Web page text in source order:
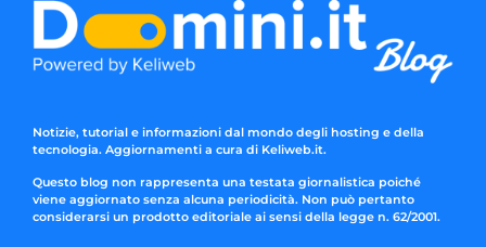
Notizie, tutorial e informazioni dal mondo degli hosting e della
tecnologia. Aggiornamenti a cura di Keliweb.it.
Questo blog non rappresenta una testata giornalistica poiché
viene aggiornato senza alcuna periodicità. Non può pertanto
considerarsi un prodotto editoriale ai sensi della legge n. 62/2001.